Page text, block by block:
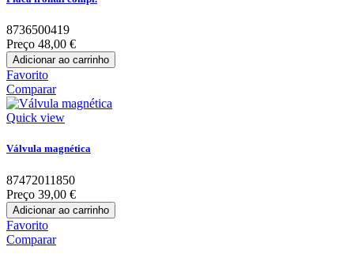
8736500419
Preço 48,00 €
Adicionar ao carrinho
Favorito
Comparar
Quick view
Válvula magnética
87472011850
Preço 39,00 €
Adicionar ao carrinho
Favorito
Comparar